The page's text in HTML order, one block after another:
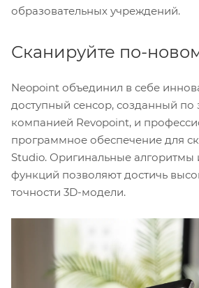
образовательных учреждений.
Сканируйте по-
Neopoint объединил в себе
доступный сенсор, созданный по
компанией Revopoint, и
программное обеспечение для
Studio. Оригинальные
функций позволяют достичь
точности 3D-модели.